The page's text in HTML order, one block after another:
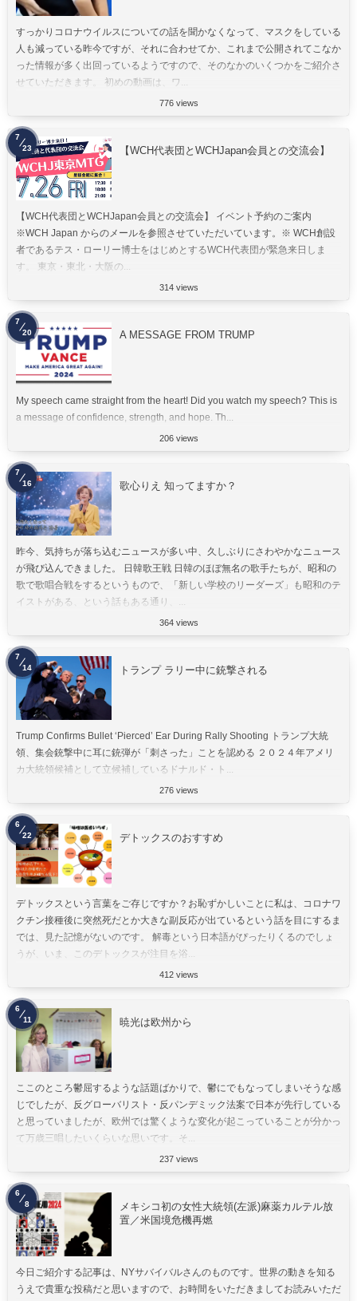
すっかりコロナウイルスについての話を聞かなくなって、マスクをしている
人も減っている昨今ですが、それに合わせてか、これまで公開されてこなか
った情報が多く出回っているようですので、そのなかのいくつかをご紹介さ
せていただきます。 初めの動画は、ワ...
776 views
【WCH代表団とWCHJapan会員との交流会】
【WCH代表団とWCHJapan会員との交流会】 イベント予約のご案内
※WCH Japan からのメールを参照させていただいています。※ WCH創設
者であるテス・ローリー博士をはじめとするWCH代表団が緊急来日しま
す。 東京・東北・大阪の...
314 views
7
23
A MESSAGE FROM TRUMP
My speech came straight from the heart! Did you watch my speech? This is
a message of confidence, strength, and hope. Th...
206 views
7
20
歌心りえ 知ってますか？
昨今、気持ちが落ち込むニュースが多い中、久しぶりにさわやかなニュース
が飛び込んできました。 日韓歌王戦 日韓のほぼ無名の歌手たちが、昭和の
歌で歌唱合戦をするというもので、「新しい学校のリーダーズ」も昭和のテ
イストがある、という話もある通り、...
364 views
7
16
トランプ ラリー中に銃撃される
Trump Confirms Bullet ‘Pierced’ Ear During Rally Shooting トランプ大統
領、集会銃撃中に耳に銃弾が「刺さった」ことを認める ２０２４年アメリ
カ大統領候補として立候補しているドナルド・ト...
276 views
7
14
デトックスのおすすめ
デトックスという言葉をご存じですか？お恥ずかしいことに私は、コロナワ
クチン接種後に突然死だとか大きな副反応が出ているという話を目にするま
では、見た記憶がないのです。 解毒という日本語がぴったりくるのでしょ
うが、いま、このデトックスが注目を浴...
412 views
6
22
暁光は欧州から
ここのところ鬱屈するような話題ばかりで、鬱にでもなってしまいそうな感
じでしたが、反グローバリスト・反パンデミック法案で日本が先行している
と思っていましたが、欧州では驚くような変化が起こっていることが分かっ
て万歳三唱したいくらいな思いです。そ...
237 views
6
11
メキシコ初の女性大統領(左派)麻薬カルテル放
置／米国境危機再燃
今日ご紹介する記事は、NYサバイバルさんのものです。世界の動きを知る
うえで貴重な投稿だと思いますので、お時間をいただきましてお読みいただ
6
8